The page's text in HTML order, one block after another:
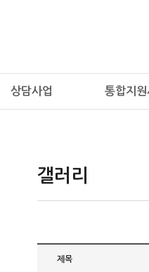
상담사업 통합지원
갤러리
제목